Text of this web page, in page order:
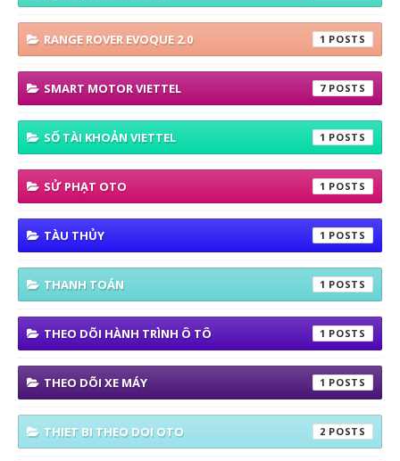
RANGE ROVER EVOQUE 2.0 1
SMART MOTOR VIETTEL 7
SỐ TÀI KHOẢN VIETTEL 1
SỬ PHẠT OTO 1
TÀU THỦY 1
THANH TOÁN 1
THEO DÕI HÀNH TRÌNH Ô TÔ 1
THEO DÕI XE MÁY 1
THIET BI THEO DOI OTO 2